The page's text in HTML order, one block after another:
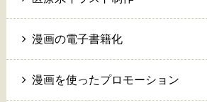
漫画の電子書籍化
漫画を使ったプロモーション